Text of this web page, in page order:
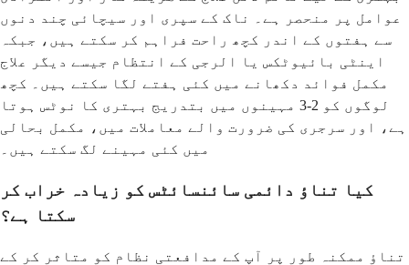
عوامل پر منحصر ہے۔ ناک کے سپری اور سیچائی چند دنوں
سے ہفتوں کے اندر کچھ راحت فراہم کر سکتے ہیں، جبکہ
اینٹی بائیوٹکس یا الرجی کے انتظام جیسے دیگر علاج
مکمل فوائد دکھانے میں کئی ہفتے لگا سکتے ہیں۔ کچھ
لوگوں کو 2-3 مہینوں میں بتدریج بہتری کا نوٹس ہوتا
ہے، اور سرجری کی ضرورت والے معاملات میں، مکمل بحالی
میں کئی مہینے لگ سکتے ہیں۔
کیا تناؤ دائمی سائنسائٹس کو زیادہ خراب کر
سکتا ہے؟
تناؤ ممکنہ طور پر آپ کے مدافعتی نظام کو متاثر کر کے